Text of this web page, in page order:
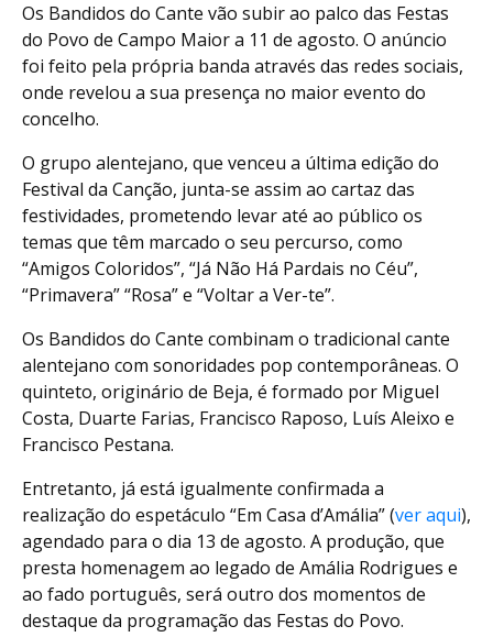
Os Bandidos do Cante vão subir ao palco das Festas
do Povo de Campo Maior a 11 de agosto. O anúncio
foi feito pela própria banda através das redes sociais,
onde revelou a sua presença no maior evento do
concelho.
O grupo alentejano, que venceu a última edição do
Festival da Canção, junta-se assim ao cartaz das
festividades, prometendo levar até ao público os
temas que têm marcado o seu percurso, como
“Amigos Coloridos”, “Já Não Há Pardais no Céu”,
“Primavera” “Rosa” e “Voltar a Ver-te”.
Os Bandidos do Cante combinam o tradicional cante
alentejano com sonoridades pop contemporâneas. O
quinteto, originário de Beja, é formado por Miguel
Costa, Duarte Farias, Francisco Raposo, Luís Aleixo e
Francisco Pestana.
Entretanto, já está igualmente confirmada a
realização do espetáculo “Em Casa d’Amália” (ver aqui),
agendado para o dia 13 de agosto. A produção, que
presta homenagem ao legado de Amália Rodrigues e
ao fado português, será outro dos momentos de
destaque da programação das Festas do Povo.